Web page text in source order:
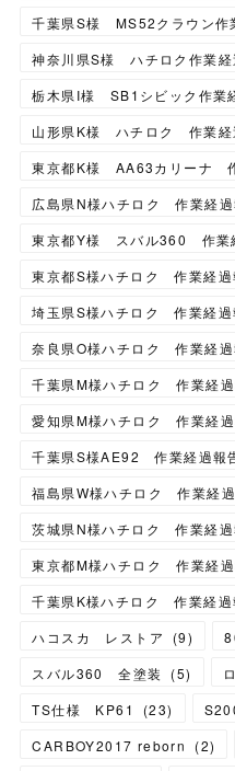
千葉県S様 MS52クラウン作
神奈川県S様 ハチロク作業経
栃木県I様 SB1シビック作業
山形県K様 ハチロク 作業経
東京都K様 AA63カリーナ
広島県N様ハチロク 作業経過
東京都Y様 スバル360 作業
東京都S様ハチロク 作業経過
埼玉県S様ハチロク 作業経過
奈良県O様ハチロク 作業経過
千葉県M様ハチロク 作業経
愛知県M様ハチロク 作業経
千葉県S様AE92 作業経過報
福島県W様ハチロク 作業経
茨城県N様ハチロク 作業経過
東京都M様ハチロク 作業経
千葉県K様ハチロク 作業経過
ハコスカ レストア
(9)
スバル360 全塗装
(5)
TS仕様 KP61
(23)
CARBOY2017 reborn
(2)